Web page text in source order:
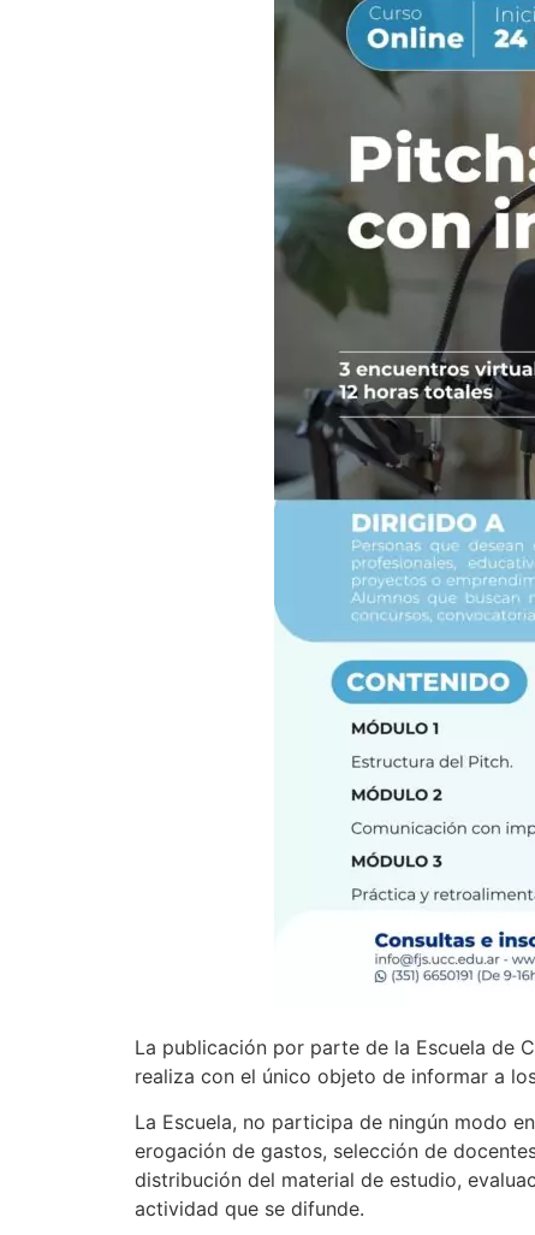
La publicación por parte de la Escuela de
realiza con el único objeto de informar a
La Escuela, no participa de ningún modo
erogación de gastos, selección de
distribución del material de estudio,
actividad que se difunde.